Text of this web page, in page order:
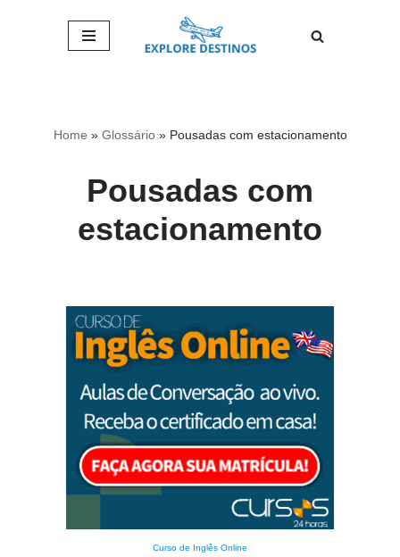
Home » Glossário» Pousadas com estacionamento
Pousadas com
estacionamento
Curso de Inglês Online